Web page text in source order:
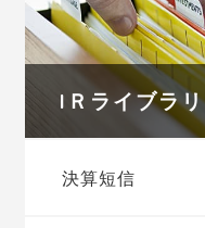
IＲライブラリ
決算短信